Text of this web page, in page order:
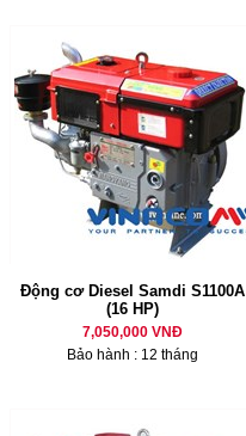
Động cơ Diesel Samdi S1100A
(16 HP)
7,050,000 VNĐ
Bảo hành : 12 tháng